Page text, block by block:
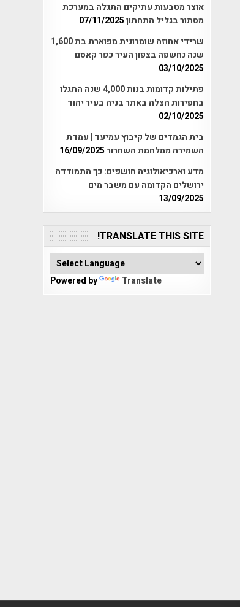
אוצר מטבעות עתיקים התגלה במערכת
מסתור בגליל התחתון07/11/2025
שרידי אחוזה שומרונית מפוארת בת 1,600
שנה נחשפה בצפון העיר כפר קאסם
03/10/2025
פתילות קדומות בנות 4,000 שנה התגלו
בחפירות הצלה באתר בניה בעיר יהוד
02/10/2025
בית הגמדים של קיבוץ עמיעד | עמדת
השמירה ממלחמת השחרור16/09/2025
מדע וארכיאולוגיה חושפים: כך התמודדה
ירושלים הקדומה עם משבר מים
13/09/2025
TRANSLATE THIS SITE!
Powered by Translate